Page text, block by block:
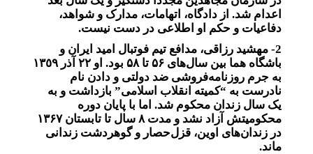
اعدام شد. از دادگاه، اتهامات، مدارک و شواهد،
دفاعیات و حکم او اطلاعی در دست نیست.
2- مهشید رزاقی، مدافع تیم فوتبال امید ایران و
باشگاه هما بین سال‌های ۵۶ تا ۵۸ بود. او ٢٢ آذر ١٣٥٩
به جرم روزنامه‌فروشی ضد دولتی و دادن نام
نادرست به “کمیته انقلاب اسلامی” بازداشت و به
یک سال زندان محکوم شد. اما با پایان دوره
محکومیتش آزاد نشد و مدت ۸ سال تا تابستان ۱۳۶۷
در زندان‌های اوین، قزل‌حصار و گوهردشت زندانی
ماند.